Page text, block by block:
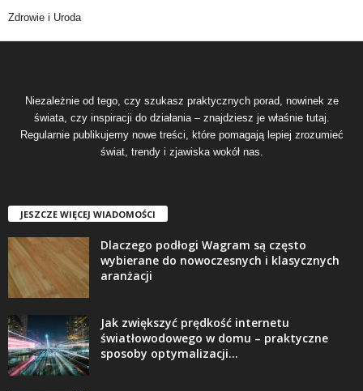
Zdrowie i Uroda
Niezależnie od tego, czy szukasz praktycznych porad, nowinek ze
świata, czy inspiracji do działania – znajdziesz je właśnie tutaj.
Regularnie publikujemy nowe treści, które pomagają lepiej zrozumieć
świat, trendy i zjawiska wokół nas.
JESZCZE WIĘCEJ WIADOMOŚCI
Dlaczego podłogi Wagram są często
wybierane do nowoczesnych i klasycznych
aranżacji
Jak zwiększyć prędkość internetu
światłowodowego w domu – praktyczne
sposoby optymalizacji...